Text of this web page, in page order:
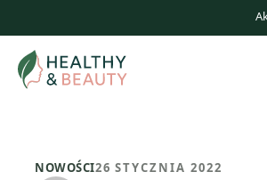
treści
NOWOŚCI26 STYCZNIA 2022